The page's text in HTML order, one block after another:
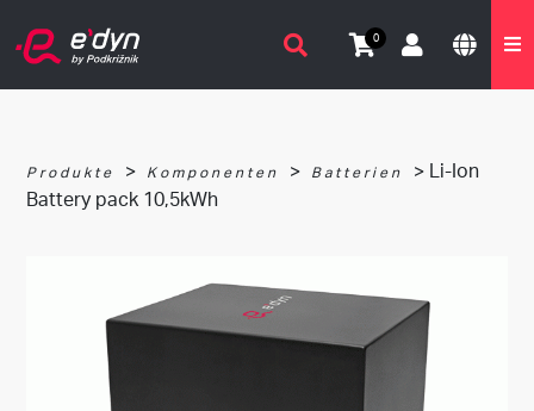
0
Produkte > Komponenten > Batterien
> Li-Ion
Battery pack 10,5kWh